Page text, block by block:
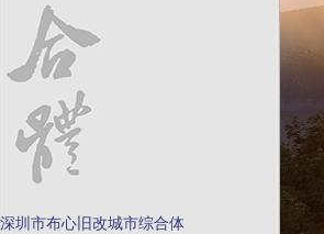
深圳市布心旧改城市综合体